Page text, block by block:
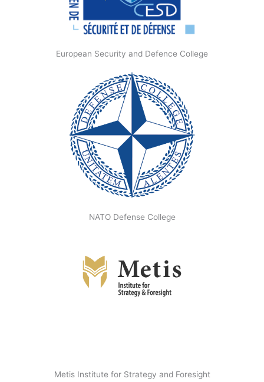
European Security and Defence College
NATO Defense College
Metis Institute for Strategy and Foresight